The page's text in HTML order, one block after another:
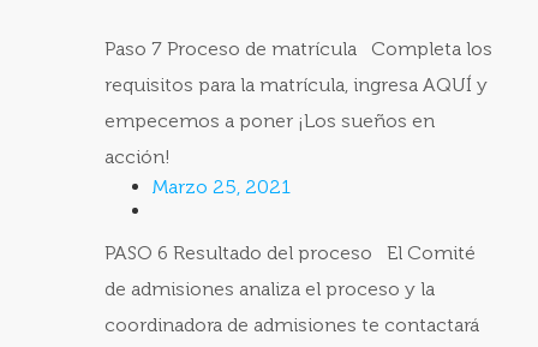
Paso 7 Proceso de matrícula Completa los
requisitos para la matrícula, ingresa AQUÍ y
empecemos a poner ¡Los sueños en
acción!
Marzo 25, 2021
PASO 6 Resultado del proceso El Comité
de admisiones analiza el proceso y la
coordinadora de admisiones te contactará